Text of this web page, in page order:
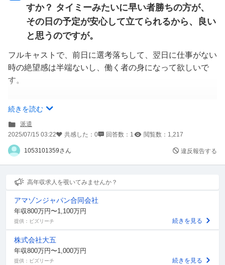
すか？ タイミーみたいに早い者勝ちの方が、
その日の予定が安心して立てられるから、良い
と思うのですが。
フルキャストで、前日に選考落ちして、翌日に仕事がない
時の絶望感は半端ないし、働く者の身になって欲しいで
す。
そこまで高度な仕事はないので、早い者勝ちで何ら問題な
早い者勝ちじゃダメなら、企業はタイミーなんか使わない
と思うので。
皆の意見を伺いたいです。
続きを読む
派遣
2025/07/15 03:22
共感した： 0 回答数： 1 閲覧数： 1,217
1053101359さん 違反報告する
高年収求人を覗いてみませんか？
アマゾンジャパン合同会社
年収800万円〜1,100万円
提供：ビズリーチ 続きを見る
株式会社大五
年収800万円〜1,000万円
提供：ビズリーチ 続きを見る